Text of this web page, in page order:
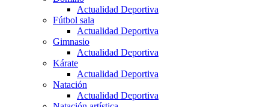
Actualidad Deportiva
Fútbol sala
Actualidad Deportiva
Gimnasio
Actualidad Deportiva
Kárate
Actualidad Deportiva
Natación
Actualidad Deportiva